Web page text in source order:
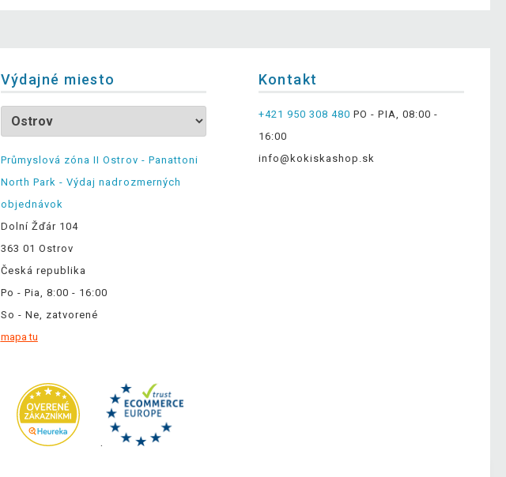
Výdajné miesto
Průmyslová zóna II Ostrov - Panattoni
North Park - Výdaj nadrozmerných
objednávok
Dolní Žďár 104
363 01 Ostrov
Česká republika
Po - Pia, 8:00 - 16:00
So - Ne, zatvorené
mapa tu
Kontakt
+421 950 308 480 PO - PIA, 08:00 -
16:00
info@kokiskashop.sk
.